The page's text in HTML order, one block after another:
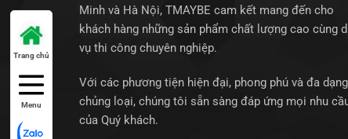
Minh và Hà Nội, TMAYBE cam kết mang đến cho
khách hàng những sản phẩm chất lượng cao cùng
vụ thi công chuyên nghiệp.
Với các phương tiện hiện đại, phong phú và đa
chủng loại, chúng tôi sẵn sàng đáp ứng mọi nhu
của Quý khách.
Trang chủ
Menu